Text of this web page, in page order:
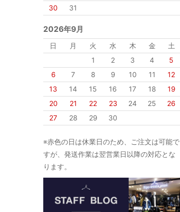
30
31
2026年9月
日 月 火 水 木 金
土
1
2 3 4
5
6
7 8 9 10 11
12
13
14 15 16 17 18
19
20
21 22 23 24 25
26
27
28 29 30
※赤色の日は休業日のため、ご注文は可能で
すが、発送作業は翌営業日以降の対応とな
ります。